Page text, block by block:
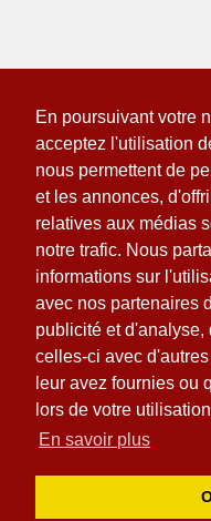
En poursuivant votre
acceptez l'utilisation
nous permettent de
et les annonces,
relatives aux médias
notre trafic. Nous
informations sur
avec nos partenaires
publicité et
celles-ci avec
leur avez fournies ou
lors de votre
En savoir plus